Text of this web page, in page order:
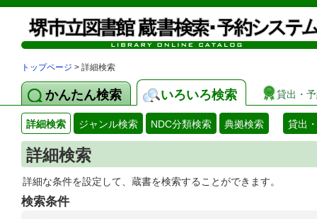
トップページ > 詳細検索
かんたん検索 いろいろ検索 貸出・
詳細検索 ジャンル検索 NDC分類検索 典拠検索 貸出
詳細検索
詳細な条件を設定して、蔵書を検索することができます。
検索条件